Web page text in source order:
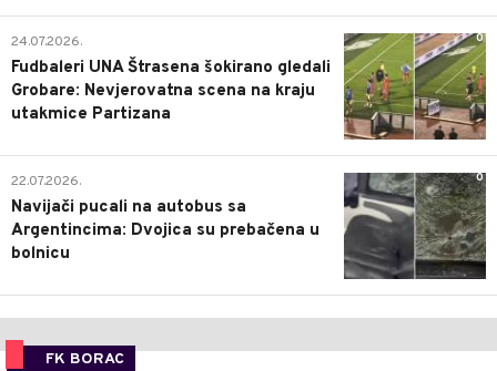
0
24.07.2026.
Fudbaleri UNA Štrasena šokirano gledali
Grobare: Nevjerovatna scena na kraju
utakmice Partizana
0
22.07.2026.
Navijači pucali na autobus sa
Argentincima: Dvojica su prebačena u
bolnicu
FK BORAC